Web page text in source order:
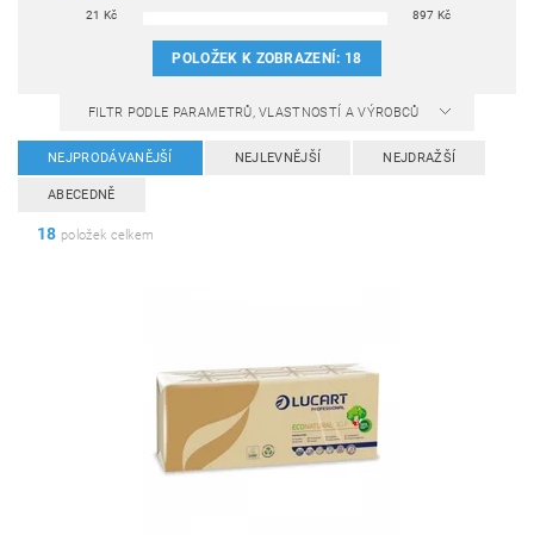
21 Kč 897 Kč
POLOŽEK K ZOBRAZENÍ: 18
FILTR PODLE PARAMETRŮ, VLASTNOSTÍ A VÝROBCŮ
NEJPRODÁVANĚJŠÍ NEJLEVNĚJŠÍ NEJDRAŽŠÍ
ABECEDNĚ
18 položek celkem